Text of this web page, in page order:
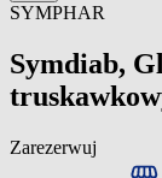
SYMPHAR
Symdiab,
Zarezerwuj